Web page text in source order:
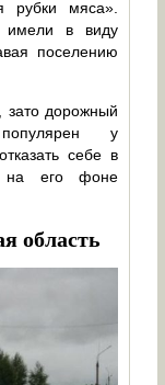
рубки мяса».
имели в виду
поселению
дорожный
у
себе в
на его фоне
область